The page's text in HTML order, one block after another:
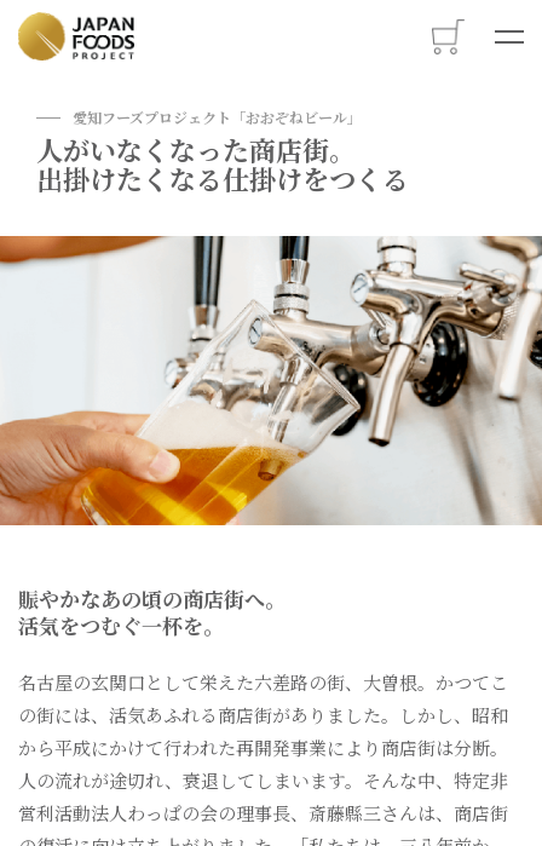
愛知フーズプロジェクト「おおぞねビール」
人がいなくなった商店街。
出掛けたくなる仕掛けをつくる
賑やかなあの頃の商店街へ。
活気をつむぐ一杯を。
名古屋の玄関口として栄えた六差路の街、大曽根。かつてこ
の街には、活気あふれる商店街がありました。しかし、昭和
から平成にかけて行われた再開発事業により商店街は分断。
人の流れが途切れ、衰退してしまいます。そんな中、特定非
営利活動法人わっぱの会の理事長、斎藤縣三さんは、商店街